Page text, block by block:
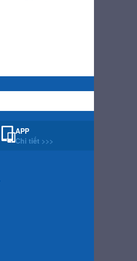
APP
Chi tiết >>>